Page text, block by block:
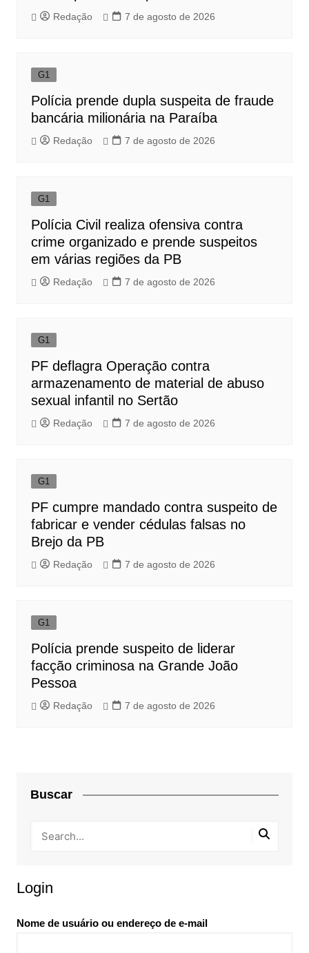
Redação 7 de agosto de 2026
G1
Polícia prende dupla suspeita de fraude
bancária milionária na Paraíba
Redação 7 de agosto de 2026
G1
Polícia Civil realiza ofensiva contra
crime organizado e prende suspeitos
em várias regiões da PB
Redação 7 de agosto de 2026
G1
PF deflagra Operação contra
armazenamento de material de abuso
sexual infantil no Sertão
Redação 7 de agosto de 2026
G1
PF cumpre mandado contra suspeito de
fabricar e vender cédulas falsas no
Brejo da PB
Redação 7 de agosto de 2026
G1
Polícia prende suspeito de liderar
facção criminosa na Grande João
Pessoa
Redação 7 de agosto de 2026
Buscar
Login
Nome de usuário ou endereço de e-mail